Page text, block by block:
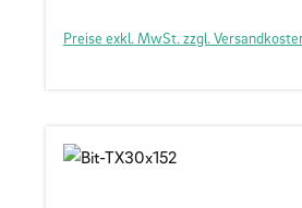
Preise exkl. MwSt. zzgl.